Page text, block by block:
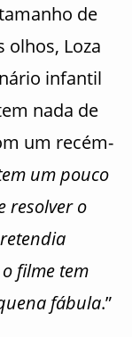
de
olhos, Loza
infantil
nada de
um recém-
um pouco
resolver o
filme tem
fábula.”